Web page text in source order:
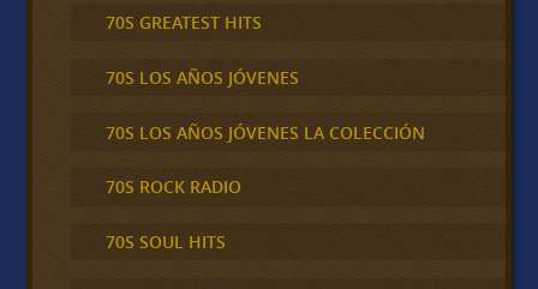
70S GREATEST HITS
70S LOS AÑOS JÓVENES
70S LOS AÑOS JÓVENES LA COLECCIÓN
70S ROCK RADIO
70S SOUL HITS